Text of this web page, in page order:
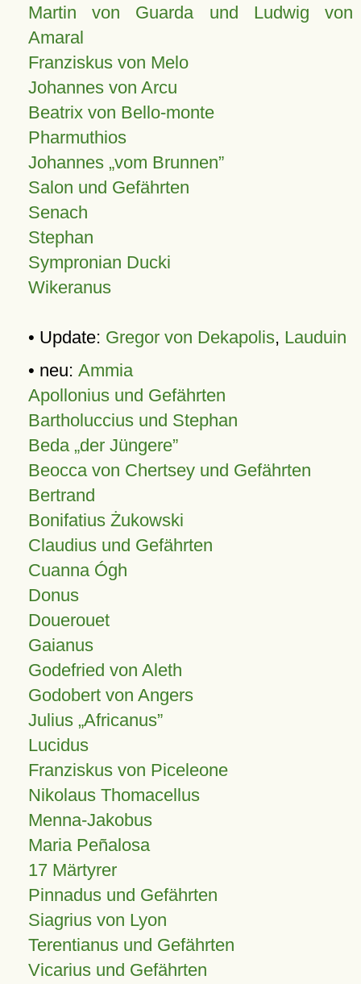
Martin von Guarda und Ludwig von
Amaral
Franziskus von Melo
Johannes von Arcu
Beatrix von Bello-monte
Pharmuthios
Johannes vom Brunnen
Salon und Gefährten
Senach
Stephan
Sympronian Ducki
Wikeranus
• Update: Gregor von Dekapolis, Lauduin
• neu: Ammia
Apollonius und Gefährten
Bartholuccius und Stephan
Beda „der Jüngere”
Beocca von Chertsey und Gefährten
Bertrand
Bonifatius Żukowski
Claudius und Gefährten
Cuanna Ógh
Donus
Douerouet
Gaianus
Godefried von Aleth
Godobert von Angers
Julius Africanus
Lucidus
Franziskus von Piceleone
Nikolaus Thomacellus
Menna-Jakobus
Maria Peñalosa
17 Märtyrer
Pinnadus und Gefährten
Siagrius von Lyon
Terentianus und Gefährten
Vicarius und Gefährten